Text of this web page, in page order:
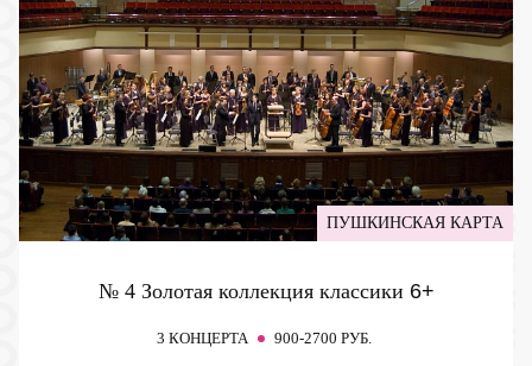
ПУШКИНСКАЯ КАРТА
№ 4 Золотая коллекция классики 6+
3 КОНЦЕРТА 900-2700 РУБ.